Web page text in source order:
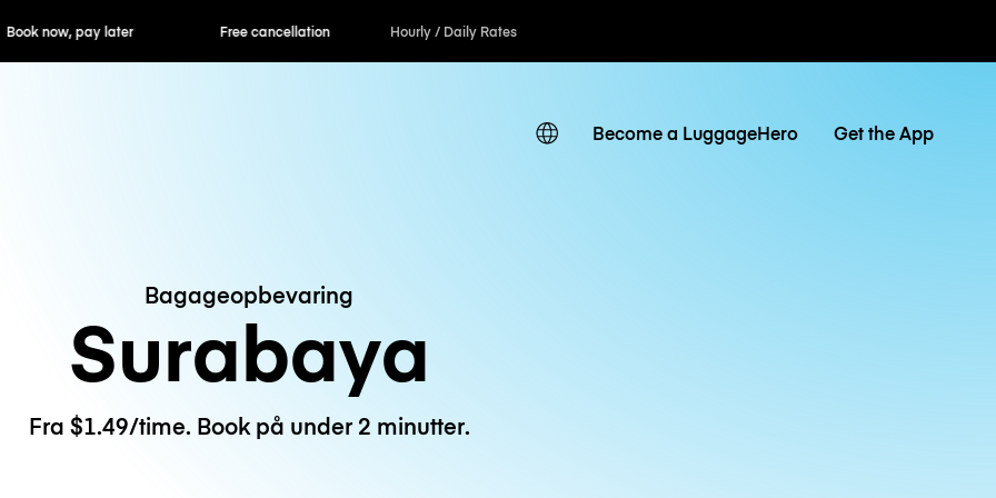
now, pay later Free cancellation Hourly / Daily Rates
Become a LuggageHero Get the App
Bagageopbevaring
Surabaya
Fra $1.49/time. Book på under 2 minutter.